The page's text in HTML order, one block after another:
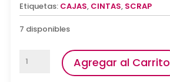
Etiquetas: CAJAS, CINTAS, SCRAP
7 disponibles
Caja
Agregar al Carrito